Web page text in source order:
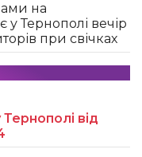
на
у Тернополі вечір
при свічках
від